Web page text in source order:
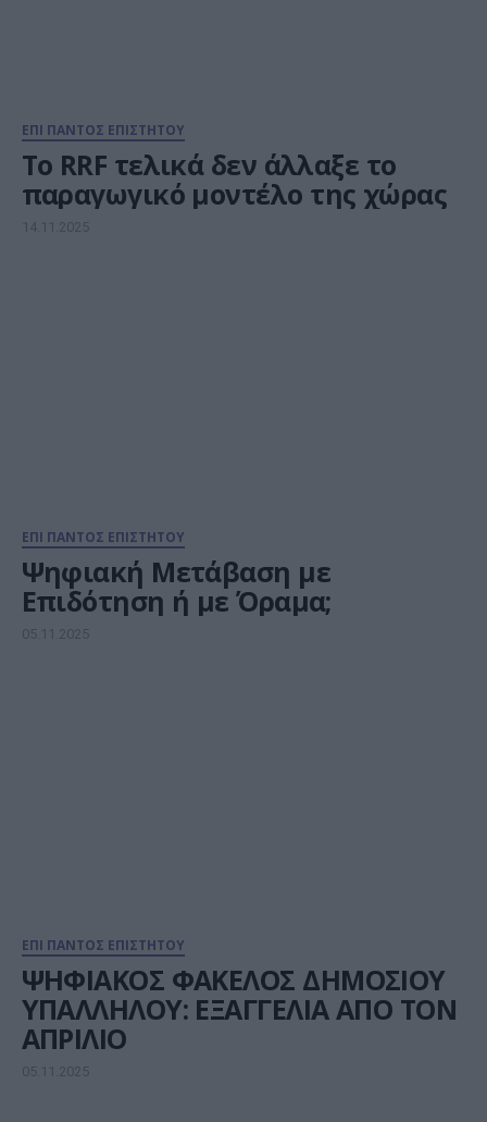
ΕΠΙ ΠΑΝΤΟΣ ΕΠΙΣΤΗΤΟΥ
Το RRF τελικά δεν άλλαξε το
παραγωγικό μοντέλο της χώρας
14.11.2025
ΕΠΙ ΠΑΝΤΟΣ ΕΠΙΣΤΗΤΟΥ
Ψηφιακή Μετάβαση με
Επιδότηση ή με Όραμα;
05.11.2025
ΕΠΙ ΠΑΝΤΟΣ ΕΠΙΣΤΗΤΟΥ
ΨΗΦΙΑΚΟΣ ΦΑΚΕΛΟΣ ΔΗΜΟΣΙΟΥ
ΥΠΑΛΛΗΛΟΥ: ΕΞΑΓΓΕΛΙΑ ΑΠΟ ΤΟΝ
ΑΠΡΙΛΙΟ
05.11.2025